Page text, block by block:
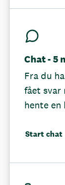
Chat - 5
Fra du
fået svar
hente en
Start chat